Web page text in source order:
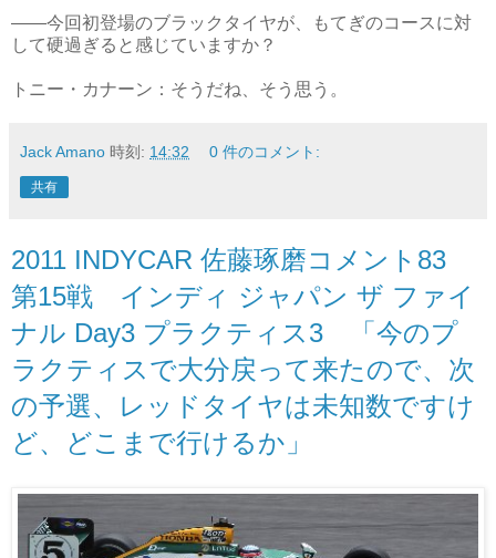
――今回初登場のブラックタイヤが、もてぎのコースに対
して硬過ぎると感じていますか？
トニー・カナーン：そうだね、そう思う。
Jack Amano 時刻: 14:32 0 件のコメント:
共有
2011 INDYCAR 佐藤琢磨コメント83
第15戦 インディ ジャパン ザ ファイ
ナル Day3 プラクティス3 「今のプ
ラクティスで大分戻って来たので、次
の予選、レッドタイヤは未知数ですけ
ど、どこまで行けるか」